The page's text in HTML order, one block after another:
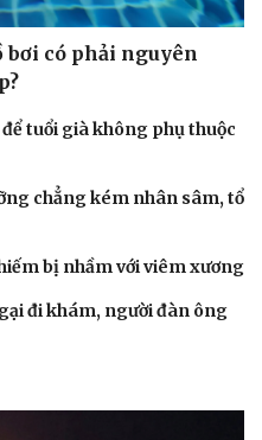
bơi có phải nguyên
tuổi già không phụ thuộc
chẳng kém nhân sâm, tổ
bị nhầm với viêm xương
đi khám, người đàn ông